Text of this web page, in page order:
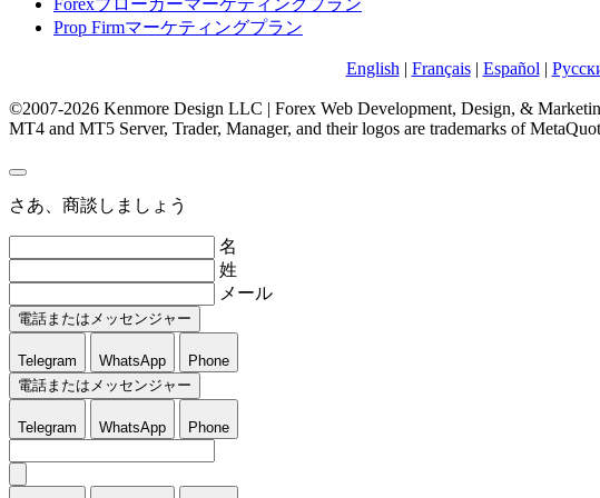
Forexブローカーマーケティングプラン
Prop Firmマーケティングプラン
English | Français| Español |
©2007-2026 Kenmore Design LLC | Forex Web Development, Design, &
MT4 and MT5 Server, Trader, Manager, and their logos are trademarks of
さあ、商談しましょう
名
姓
メール
電話またはメッセンジャー
Telegram WhatsApp
Phone
電話またはメッセンジャー
Telegram WhatsApp Phone